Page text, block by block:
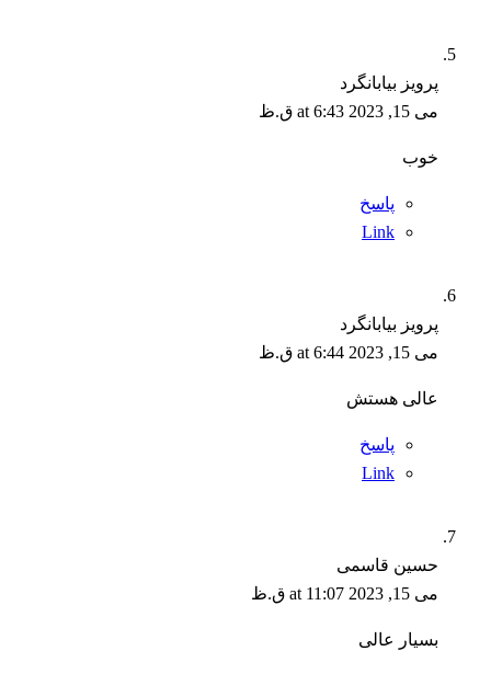
پرویز بیابانگرد
می 15, 2023 at 6:43 ق.ظ
خوب
پاسخ
Link
پرویز بیابانگرد
می 15, 2023 at 6:44 ق.ظ
عالی هستش
پاسخ
Link
حسین قاسمی
می 15, 2023 at 11:07 ق.ظ
بسیار عالی